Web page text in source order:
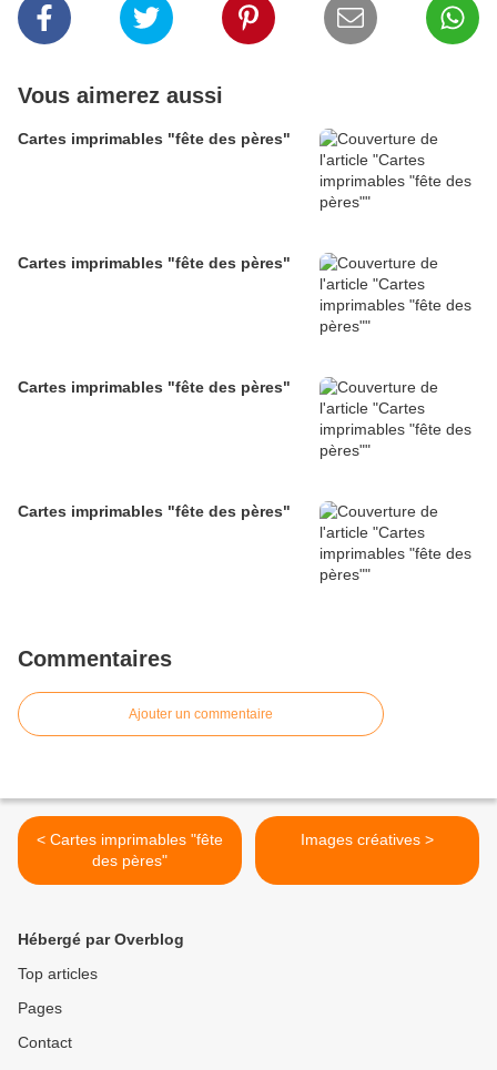
Vous aimerez aussi
Cartes imprimables "fête des pères"
Cartes imprimables "fête des pères"
Cartes imprimables "fête des pères"
Cartes imprimables "fête des pères"
Commentaires
Ajouter un commentaire
< Cartes imprimables "fête
des pères"
Images créatives >
Hébergé par Overblog
Top articles
Pages
Contact